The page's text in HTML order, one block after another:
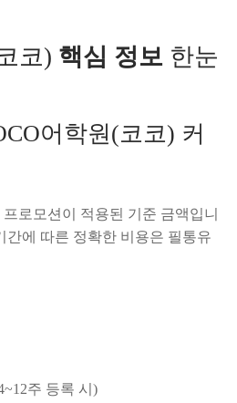
코) 핵심 정보 한눈
어학원(코코) 커
로모션이 적용된 기준 금액입니
간에 따른 정확한 비용은 필통유
주 등록 시)